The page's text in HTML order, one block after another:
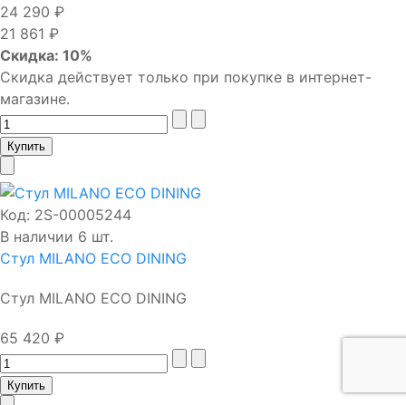
24 290 ₽
21 861 ₽
Скидка: 10%
Скидка действует только при покупке в интернет-
магазине.
Код: 2S-00005244
В наличии 6 шт.
Стул MILANO ECO DINING
Стул MILANO ECO DINING
65 420 ₽